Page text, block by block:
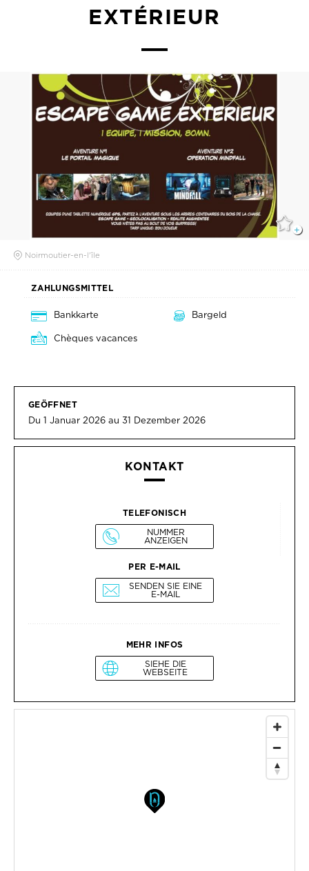
EXTÉRIEUR
Noirmoutier-en-l'île
ZAHLUNGSMITTEL
Bankkarte
Bargeld
Chèques vacances
GEÖFFNET
Du 1 Januar 2026 au 31 Dezember 2026
KONTAKT
TELEFONISCH
NUMMER
ANZEIGEN
PER E-MAIL
SENDEN SIE EINE
E-MAIL
MEHR INFOS
SIEHE DIE
WEBSEITE